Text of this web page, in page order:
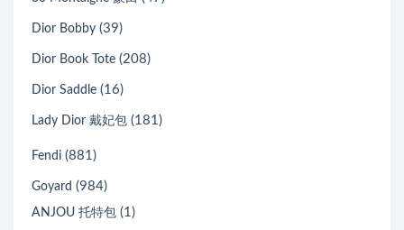
Dior Bobby (39)
Dior Book Tote (208)
Dior Saddle (16)
Lady Dior 戴妃包 (181)
Fendi (881)
Goyard (984)
ANJOU 托特包 (1)